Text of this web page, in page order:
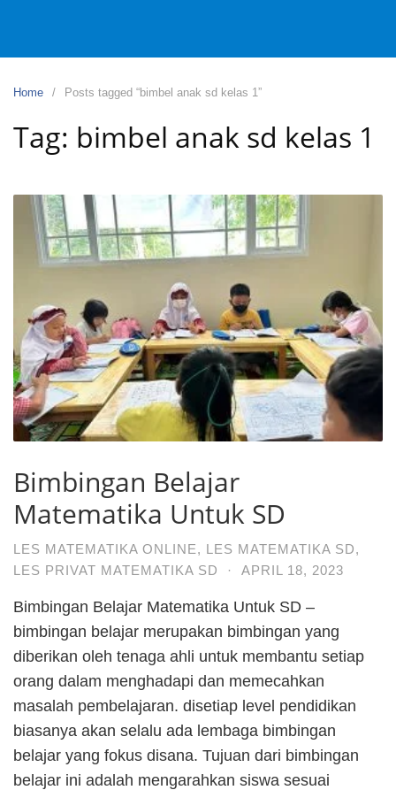
Home Posts tagged “bimbel anak sd kelas 1”
Tag: bimbel anak sd kelas 1
Bimbingan Belajar
Matematika Untuk SD
LES MATEMATIKA ONLINE, LES MATEMATIKA SD,
LES PRIVAT MATEMATIKA SD
· APRIL 18, 2023
Bimbingan Belajar Matematika Untuk SD –
bimbingan belajar merupakan bimbingan yang
diberikan oleh tenaga ahli untuk membantu setiap
orang dalam menghadapi dan memecahkan
masalah pembelajaran. disetiap level pendidikan
biasanya akan selalu ada lembaga bimbingan
belajar yang fokus disana. Tujuan dari bimbingan
belajar ini adalah mengarahkan siswa sesuai